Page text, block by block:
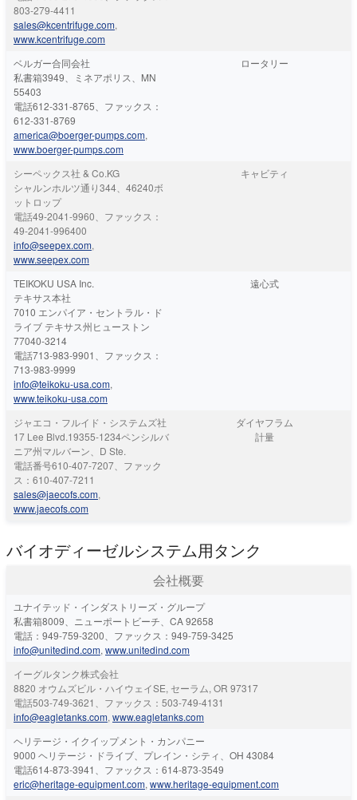
803-279-4411
sales@kcentrifuge.com,
www.kcentrifuge.com
ベルガー合同会社
私書箱3949、ミネアポリス、MN
55403
電話612-331-8765、ファックス：
612-331-8769
america@boerger-pumps.com,
www.boerger-pumps.com
ロータリー
シーペックス社 & Co.KG
シャルンホルツ通り344、46240ボ
ットロップ
電話49-2041-9960、ファックス：
49-2041-996400
info@seepex.com,
www.seepex.com
キャビティ
TEIKOKU USA Inc.
テキサス本社
7010 エンパイア・セントラル・ド
ライブ テキサス州ヒューストン
77040-3214
電話713-983-9901、ファックス：
713-983-9999
info@teikoku-usa.com,
www.teikoku-usa.com
遠心式
ジャエコ・フルイド・システムズ社
17 Lee Blvd.19355-1234ペンシルバ
ニア州マルバーン、D Ste.
電話番号610-407-7207、ファック
ス：610-407-7211
sales@jaecofs.com,
www.jaecofs.com
ダイヤフラム
計量
バイオディーゼルシステム用タンク
会社概要
ユナイテッド・インダストリーズ・グループ
私書箱8009、ニューポートビーチ、CA 92658
電話：949-759-3200、ファックス：949-759-3425
info@unitedind.com, www.unitedind.com
イーグルタンク株式会社
8820 オウムズビル・ハイウェイSE, セーラム, OR 97317
電話503-749-3621、ファックス：503-749-4131
info@eagletanks.com, www.eagletanks.com
ヘリテージ・イクイップメント・カンパニー
9000 ヘリテージ・ドライブ、プレイン・シティ、OH 43084
電話614-873-3941、ファックス：614-873-3549
eric@heritage-equipment.com, www.heritage-equipment.com